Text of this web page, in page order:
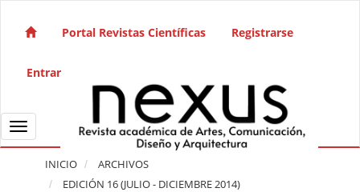
Navegación principal
Barra lateral
Portal Revistas Científicas Registrarse
Entrar
Toggle navigation
INICIO
ARCHIVOS
EDICIÓN 16 (JULIO - DICIEMBRE 2014)